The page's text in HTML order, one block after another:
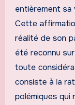
entièrement sa
Cette
réalité de son
été reconnu
toute
consiste à la
polémiques qui